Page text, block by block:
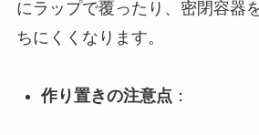
にラップで覆ったり、密閉容器
ちにくくなります。
作り置きの注意点 ：